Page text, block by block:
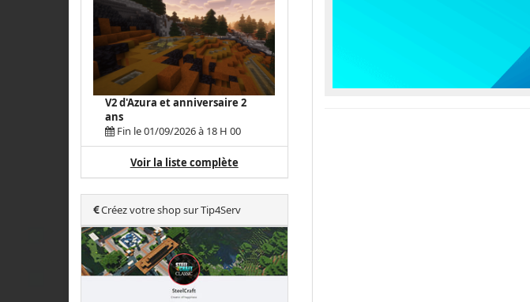
V2 d'Azura et anniversaire 2
ans
Fin le 01/09/2026 à 18 H 00
Voir la liste complète
Créez votre shop sur Tip4Serv